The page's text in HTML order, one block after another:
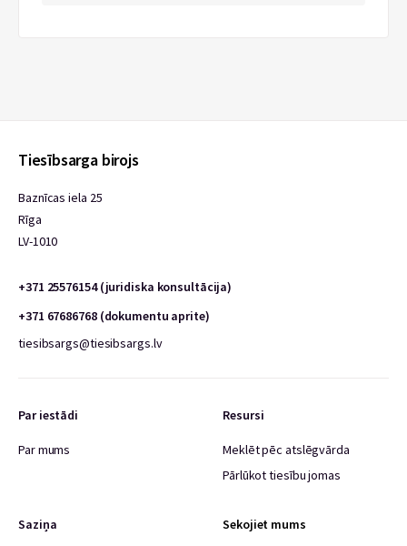
Tiesībsarga birojs
Baznīcas iela 25
Rīga
LV-1010
+371 25576154 (juridiska konsultācija)
+371 67686768 (dokumentu aprite)
tiesibsargs@tiesibsargs.lv
Par iestādi
Par mums
Resursi
Meklēt pēc atslēgvārda
Pārlūkot tiesību jomas
Saziņa Sekojiet mums